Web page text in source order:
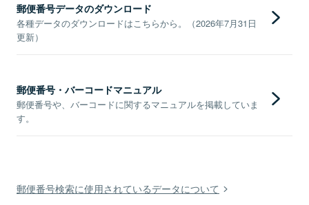
郵便番号データのダウンロード
各種データのダウンロードはこちらから。（2026年7月31日
更新）
郵便番号・バーコードマニュアル
郵便番号や、バーコードに関するマニュアルを掲載していま
す。
郵便番号検索に使用されているデータについて